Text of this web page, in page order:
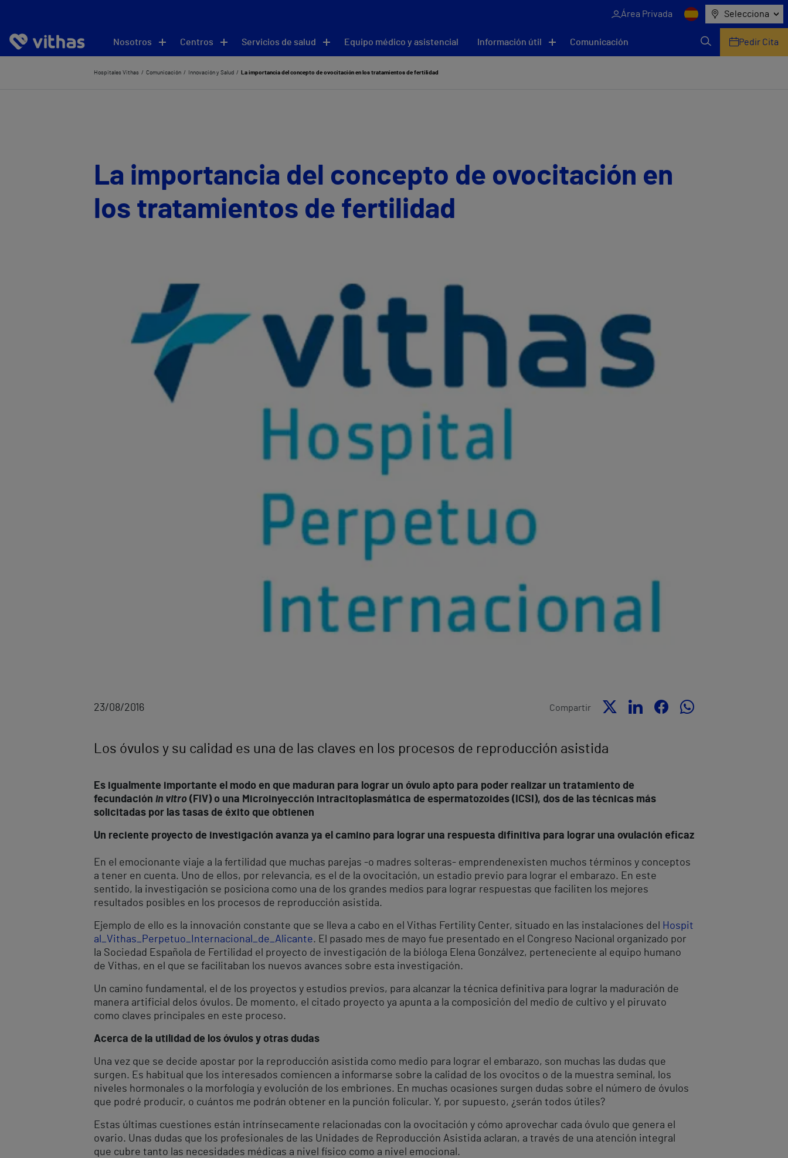
Área Privada Selecciona
Nosotros Centros Servicios de salud Equipo médico y asistencial Información útil Comunicación Pedir Cita
Hospitales Vithas Comunicación Innovación y Salud La importancia del concepto de ovocitación en los tratamientos de fertilidad
La importancia del concepto de ovocitación en
los tratamientos de fertilidad
23/08/2016 Compartir
Los óvulos y su calidad es una de las claves en los procesos de reproducción asistida
Es igualmente importante el modo en que maduran para lograr un óvulo apto para poder realizar un tratamiento de
fecundación in vitro (FIV) o una Microinyección intracitoplasmática de espermatozoides (ICSI), dos de las técnicas más
solicitadas por las tasas de éxito que obtienen
Un reciente proyecto de investigación avanza ya el camino para lograr una respuesta difinitiva para lograr una ovulación eficaz
En el emocionante viaje a la fertilidad que muchas parejas -o madres solteras- emprendenexisten muchos términos y conceptos
a tener en cuenta. Uno de ellos, por relevancia, es el de la ovocitación, un estadio previo para lograr el embarazo. En este
sentido, la investigación se posiciona como una de los grandes medios para lograr respuestas que faciliten los mejores
resultados posibles en los procesos de reproducción asistida.
Ejemplo de ello es la innovación constante que se lleva a cabo en el Vithas Fertility Center, situado en las instalaciones del
Hospit
al_Vithas_Perpetuo_Internacional_de_Alicante. El pasado mes de mayo fue presentado en el Congreso Nacional organizado por
la Sociedad Española de Fertilidad el proyecto de investigación de la bióloga Elena Gonzálvez, perteneciente al equipo humano
de Vithas, en el que se facilitaban los nuevos avances sobre esta investigación.
Un camino fundamental, el de los proyectos y estudios previos, para alcanzar la técnica definitiva para lograr la maduración de
manera artificial delos óvulos. De momento, el citado proyecto ya apunta a la composición del medio de cultivo y el piruvato
como claves principales en este proceso.
Acerca de la utilidad de los óvulos y otras dudas
Una vez que se decide apostar por la reproducción asistida como medio para lograr el embarazo, son muchas las dudas que
surgen. Es habitual que los interesados comiencen a informarse sobre la calidad de los ovocitos o de la muestra seminal, los
niveles hormonales o la morfología y evolución de los embriones. En muchas ocasiones surgen dudas sobre el número de óvulos
que podré producir, o cuántos me podrán obtener en la punción folicular. Y, por supuesto, ¿serán todos útiles?
Estas últimas cuestiones están intrínsecamente relacionadas con la ovocitación y cómo aprovechar cada óvulo que genera el
ovario. Unas dudas que los profesionales de las Unidades de Reproducción Asistida aclaran, a través de una atención integral
que cubre tanto las necesidades médicas a nivel físico como a nivel emocional.